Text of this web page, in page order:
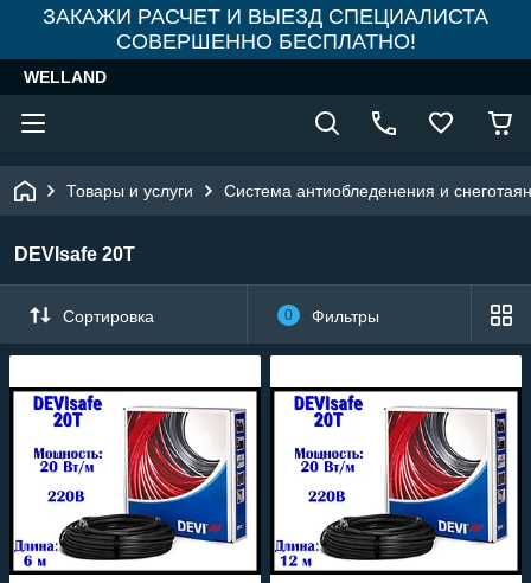
ЗАКАЖИ РАСЧЕТ И ВЫЕЗД СПЕЦИАЛИСТА
СОВЕРШЕННО БЕСПЛАТНО!
WELLAND
Товары и услуги Система антиобледенения и
DEVIsafe 20Т
Сортировка 0 Фильтры